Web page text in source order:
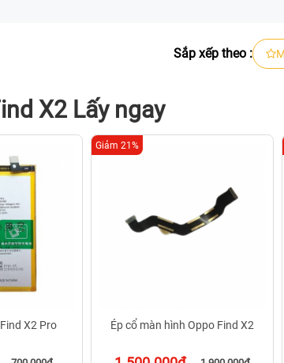
Sắp xếp theo :
X2 Lấy ngay
X2 Pro Ép cổ màn hình Oppo Find X2
Giảm 21%